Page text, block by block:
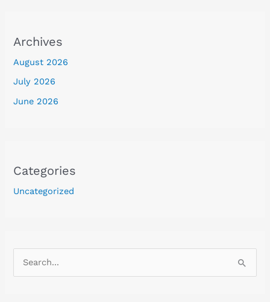
Archives
August 2026
July 2026
June 2026
Categories
Uncategorized